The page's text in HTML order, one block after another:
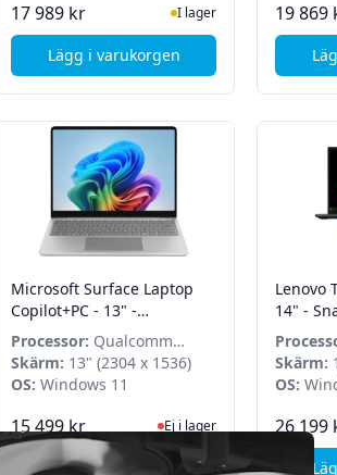
17 989 kr I lager
Lägg i varukorgen, Lenovo ThinkPad L13 G6 -
19 869
Microsoft Surface Laptop
Copilot+PC - 13" -
Snapdragon X Plus - 16GB -
512GB SSD
Processor: Qualcomm
Snapdragon X Plus
Skärm: 13" (2304 x 1536)
OS: Windows 11
15 499 kr Ej i lager, besök
Ej i lager
Lägg i varukorgen
Lenovo
14" -
100 - 32GB
Pro
X1E-78-
Skärm:
OS:
26 199